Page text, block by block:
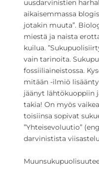
uusdarvinistien
aikaisemmassa
jotakin muuta”.
miestä ja naista
kuilua.
vain tarinoita.
fossiiliaineistossa.
mitään -ilmiö
jäänyt lähtökuoppiin
takia! On myös
toisiinsa sopivat
”Yhteisevoluutio”
darvinistista